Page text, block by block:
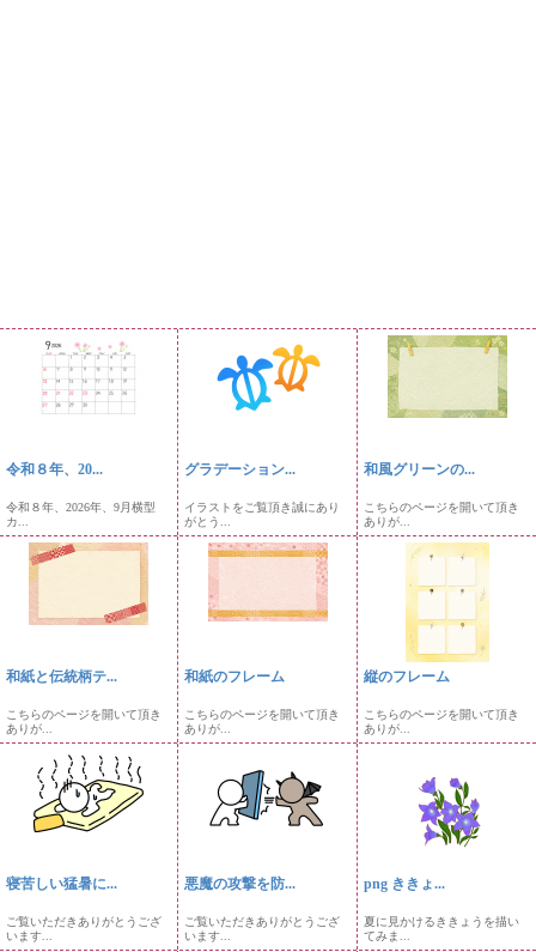
令和８年、20...
令和８年、2026年、9月横型
カ...
グラデーション...
イラストをご覧頂き誠にあり
がとう...
和風グリーンの...
こちらのページを開いて頂き
ありが...
和紙と伝統柄テ...
こちらのページを開いて頂き
ありが...
和紙のフレーム
こちらのページを開いて頂き
ありが...
縦のフレーム
こちらのページを開いて頂き
ありが...
寝苦しい猛暑に...
ご覧いただきありがとうござ
います...
悪魔の攻撃を防...
ご覧いただきありがとうござ
います...
png ききょ...
夏に見かけるききょうを描い
てみま...